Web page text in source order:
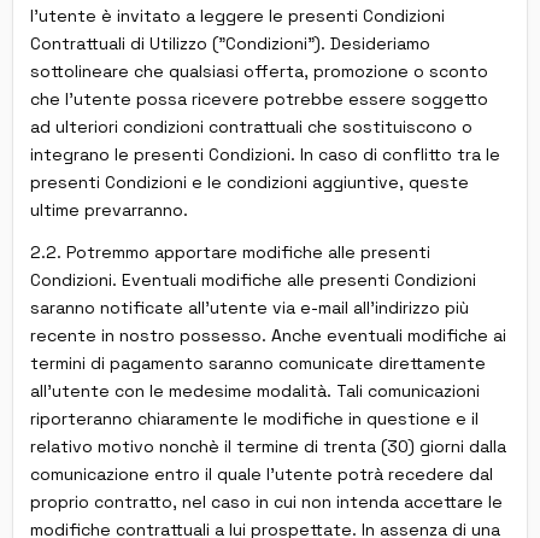
l'utente è invitato a leggere le presenti Condizioni
Contrattuali di Utilizzo ("Condizioni"). Desideriamo
sottolineare che qualsiasi offerta, promozione o sconto
che l'utente possa ricevere potrebbe essere soggetto
ad ulteriori condizioni contrattuali che sostituiscono o
integrano le presenti Condizioni. In caso di conflitto tra le
presenti Condizioni e le condizioni aggiuntive, queste
ultime prevarranno.
2.2. Potremmo apportare modifiche alle presenti
Condizioni. Eventuali modifiche alle presenti Condizioni
saranno notificate all'utente via e-mail all'indirizzo più
recente in nostro possesso. Anche eventuali modifiche ai
termini di pagamento saranno comunicate direttamente
all'utente con le medesime modalità. Tali comunicazioni
riporteranno chiaramente le modifiche in questione e il
relativo motivo nonchè il termine di trenta (30) giorni dalla
comunicazione entro il quale l'utente potrà recedere dal
proprio contratto, nel caso in cui non intenda accettare le
modifiche contrattuali a lui prospettate. In assenza di una